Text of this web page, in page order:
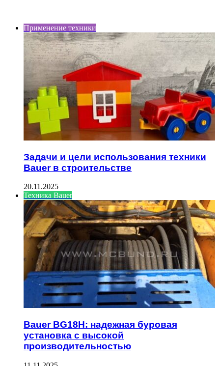
Применение техники
Задачи и цели использования техники
Bauer в строительстве
20.11.2025
Техника Bauer
Bauer BG18H: надежная буровая
установка с высокой
производительностью